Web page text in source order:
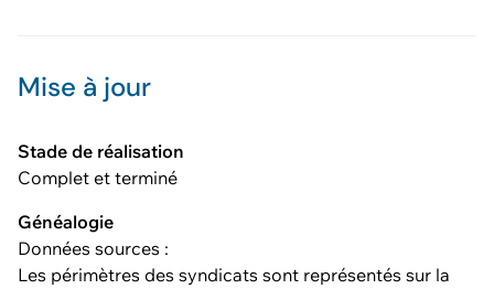
Mise à jour
Stade de réalisation
Complet et terminé
Généalogie
Données sources :
Les périmètres des syndicats sont représentés sur la